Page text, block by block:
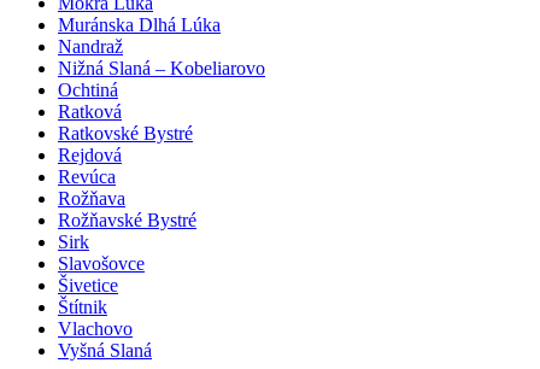
Muránska Dlhá Lúka
Nandraž
Nižná Slaná – Kobeliarovo
Ochtiná
Ratková
Ratkovské Bystré
Rejdová
Revúca
Rožňava
Rožňavské Bystré
Sirk
Slavošovce
Šivetice
Štítnik
Vlachovo
Vyšná Slaná